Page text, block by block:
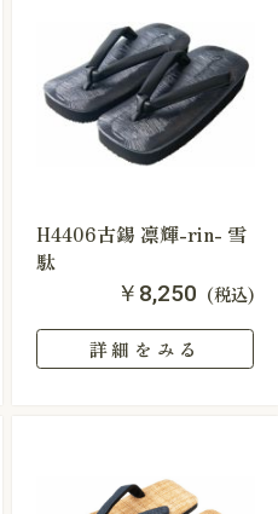
H4406古錫 凛輝-rin- 雪
駄
￥8,250 (税込)
詳細をみる